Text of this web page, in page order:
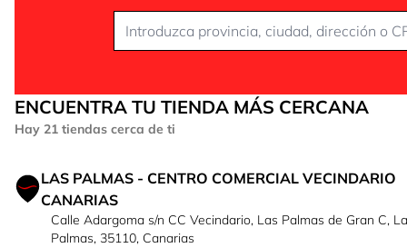
ENCUENTRA TU TIENDA MÁS CERCANA
Hay 21 tiendas cerca de ti
LAS PALMAS - CENTRO COMERCIAL VECINDARIO
CANARIAS
Calle Adargoma s/n CC Vecindario, Las Palmas de Gran C,
Palmas, 35110, Canarias